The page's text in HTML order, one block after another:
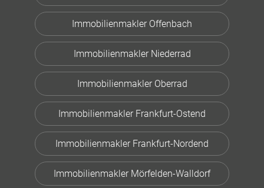
Immobilienmakler Offenbach
Immobilienmakler Niederrad
Immobilienmakler Oberrad
Immobilienmakler Frankfurt-Ostend
Immobilienmakler Frankfurt-Nordend
Immobilienmakler Mörfelden-Walldorf